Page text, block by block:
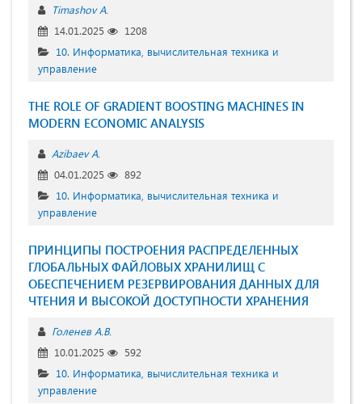
Timashov A.
14.01.2025
1208
10. Информатика, вычислительная техника и
управление
THE ROLE OF GRADIENT BOOSTING MACHINES IN
MODERN ECONOMIC ANALYSIS
Azibaev A.
04.01.2025
892
10. Информатика, вычислительная техника и
управление
ПРИНЦИПЫ ПОСТРОЕНИЯ РАСПРЕДЕЛЕННЫХ
ГЛОБАЛЬНЫХ ФАЙЛОВЫХ ХРАНИЛИЩ С
ОБЕСПЕЧЕНИЕМ РЕЗЕРВИРОВАНИЯ ДАННЫХ ДЛЯ
ЧТЕНИЯ И ВЫСОКОЙ ДОСТУПНОСТИ ХРАНЕНИЯ
Голенев А.В.
10.01.2025
592
10. Информатика, вычислительная техника и
управление